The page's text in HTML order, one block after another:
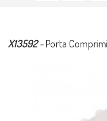
X13592-Porta